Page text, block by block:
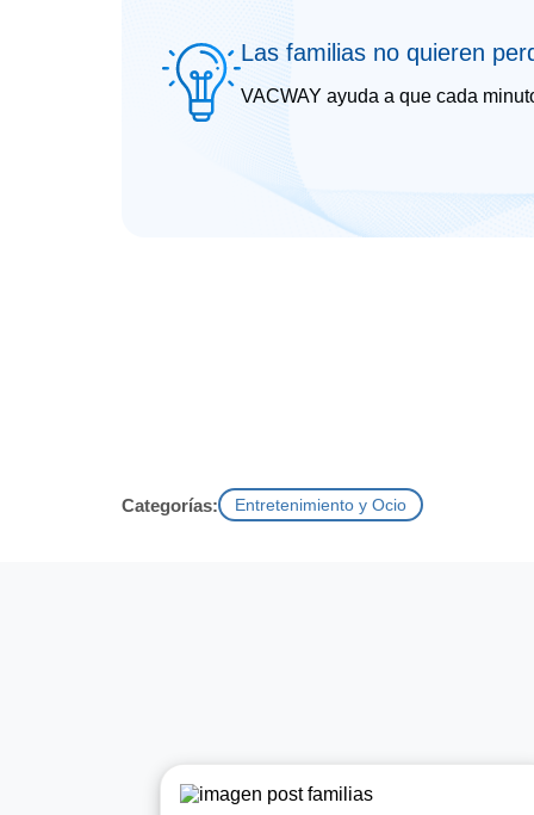
Las familias no quieren
VACWAY ayuda a que cada
Categorías: Entretenimiento y Ocio